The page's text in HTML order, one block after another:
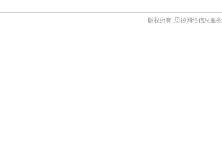
版权所有 思径网络信息服